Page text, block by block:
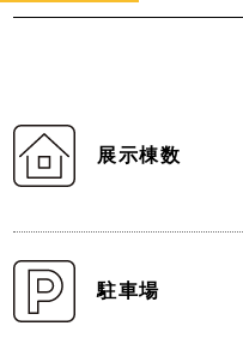
展示棟数
駐車場